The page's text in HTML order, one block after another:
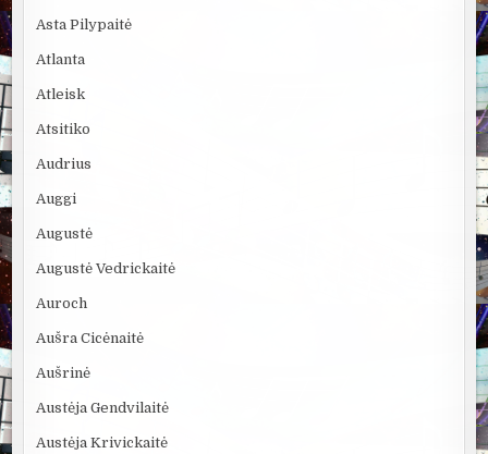
Asta Pilypaitė
Atlanta
Atleisk
Atsitiko
Audrius
Auggi
Augustė
Augustė Vedrickaitė
Auroch
Aušra Cicėnaitė
Aušrinė
Austėja Gendvilaitė
Austėja Krivickaitė